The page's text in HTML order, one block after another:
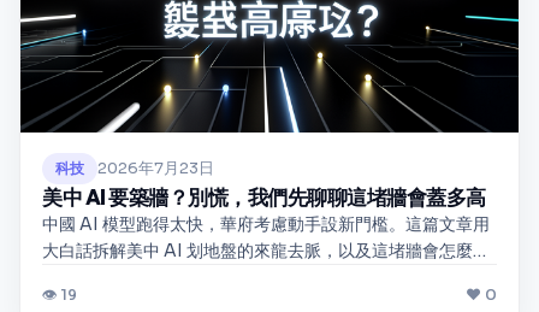
科技 2026年7月23日
美中 AI 要築牆？別慌，我們先聊聊這堵牆會蓋多高
中國 AI 模型跑得太快，華府考慮動手設新門檻。這篇文章用
大白話拆解美中 AI 划地盤的來龍去脈，以及這堵牆會怎麼影
👁 19 ❤ 0